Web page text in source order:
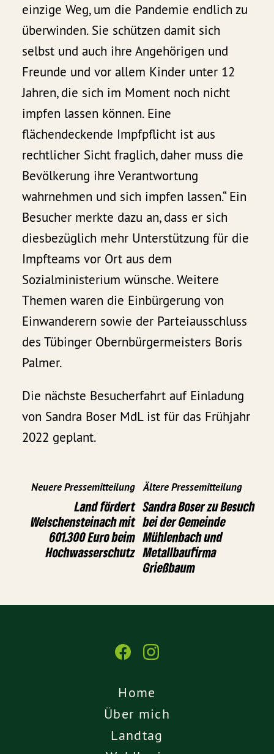
einzige Weg, um die Pandemie endlich zu
überwinden. Sie schützen damit sich
selbst und auch ihre Angehörigen und
Freunde und vor allem Kinder unter 12
Jahren, die sich im Moment noch nicht
impfen lassen können. Eine
flächendeckende Impfpflicht ist aus
rechtlicher Sicht fraglich, daher muss die
Bevölkerung ihre Verantwortung
wahrnehmen und sich impfen lassen.“ Ein
Besucher merkte dazu an, dass er sich
diesbezüglich mehr Unterstützung für die
Impfteams vor Ort aus dem
Sozialministerium wünsche. Weitere
Themen waren die Einbürgerung von
Einwanderern sowie der Parteiausschluss
des Tübinger Obernbürgermeisters Boris
Palmer.
Die nächste Besucherfahrt auf Einladung
von Sandra Boser MdL ist für das Frühjahr
2022 geplant.
Neuere Pressemitteilung
Land fördert
Welschensteinach mit
601.300 Euro beim
Hochwasserschutz
Ältere Pressemitteilung
Sandra Boser zu Besuch
bei der Gemeinde
Mühlenbach und
Metallbaufirma
Grießbaum
Home
Über mich
Landtag